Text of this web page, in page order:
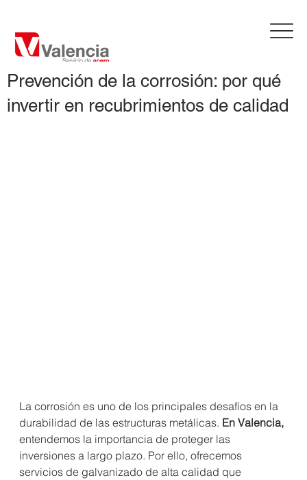
Prevención de la corrosión: por qué
invertir en recubrimientos de calidad
La corrosión es uno de los principales desafíos en la
durabilidad de las estructuras metálicas. En Valencia,
entendemos la importancia de proteger las
inversiones a largo plazo. Por ello, ofrecemos
servicios de galvanizado de alta calidad que